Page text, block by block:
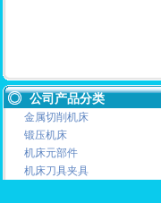
公司产品分类
金属切削机床
锻压机床
机床元部件
机床刀具夹具